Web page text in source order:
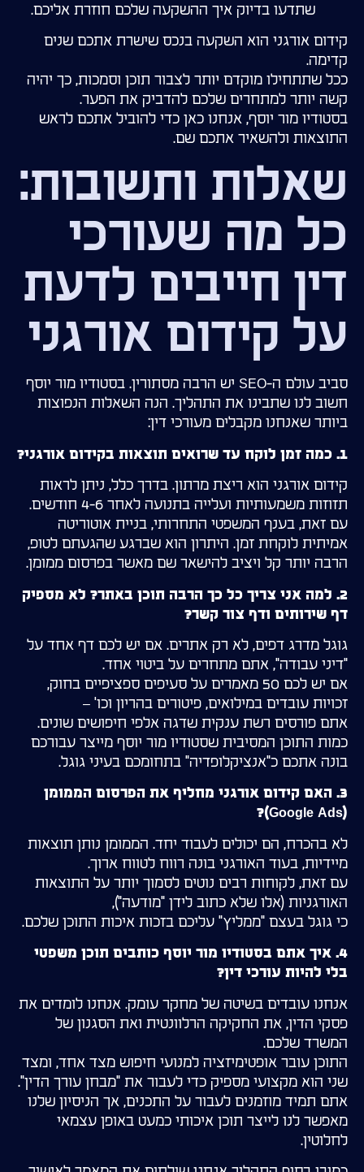
שתדעו בדיוק איך ההשקעה שלכם חוזרת אליכם.
קידום אורגני הוא השקעה בנכס שישרת אתכם שנים
קדימה.
ככל שתתחילו מוקדם יותר לצבור תוכן וסמכות, כך יהיה
קשה יותר למתחרים שלכם להדביק את הפער.
בסטודיו מור יוסף, אנחנו כאן כדי להוביל אתכם לראש
התוצאות ולהשאיר אתכם שם.
שאלות ותשובות:
כל מה שעורכי
דין חייבים לדעת
על קידום אורגני
סביב עולם ה-SEO יש הרבה מסתורין. בסטודיו מור יוסף
חשוב לנו שתבינו את התהליך. הנה השאלות הנפוצות
ביותר שאנחנו מקבלים מעורכי דין:
1. כמה זמן לוקח עד שרואים תוצאות בקידום אורגני?
קידום אורגני הוא ריצת מרתון. בדרך כלל, ניתן לראות
תזוזות משמעותיות ועלייה בתנועה לאחר 4-6 חודשים.
עם זאת, בענף המשפטי התחרותי, בניית אוטוריטה
אמיתית לוקחת זמן. היתרון הוא שברגע שהגעתם לטופ,
הרבה יותר קל ויציב להישאר שם מאשר בפרסום ממומן.
2. למה אני צריך כל כך הרבה תוכן באתר? לא מספיק
דף שירותים ודף צור קשר?
גוגל מדרג דפים, לא רק אתרים. אם יש לכם דף אחד על
"דיני עבודה", אתם מתחרים על ביטוי אחד.
אם יש לכם 50 מאמרים על סעיפים ספציפיים בחוק,
זכויות עובדים במילואים, פיטורים בהריון וכו' –
אתם פורסים רשת ענקית שדגה אלפי חיפושים שונים.
כמות התוכן המסיבית שסטודיו מור יוסף מייצר עבורכם
בונה אתכם כ"אנציקלופדיה" בתחומכם בעיני גוגל.
3. האם קידום אורגני מחליף את הפרסום הממומן
(Google Ads)?
לא בהכרח, הם יכולים לעבוד יחד. הממומן נותן תוצאות
מיידיות, בעוד האורגני בונה רווח לטווח ארוך.
עם זאת, לקוחות רבים נוטים לסמוך יותר על התוצאות
האורגניות (אלו שלא כתוב לידן "מודעה"),
כי גוגל בעצם "ממליץ" עליכם בזכות איכות התוכן שלכם.
4. איך אתם בסטודיו מור יוסף כותבים תוכן משפטי
בלי להיות עורכי דין?
אנחנו עובדים בשיטה של מחקר עומק. אנחנו לומדים את
פסקי הדין, את החקיקה הרלוונטית ואת הסגנון של
המשרד שלכם.
התוכן עובר אופטימיזציה למנועי חיפוש מצד אחד, ומצד
שני הוא מקצועי מספיק כדי לעבור את "מבחן עורך הדין".
אתם תמיד מוזמנים לעבור על התכנים, אך הניסיון שלנו
מאפשר לנו לייצר תוכן איכותי כמעט באופן עצמאי
לחלוטין.